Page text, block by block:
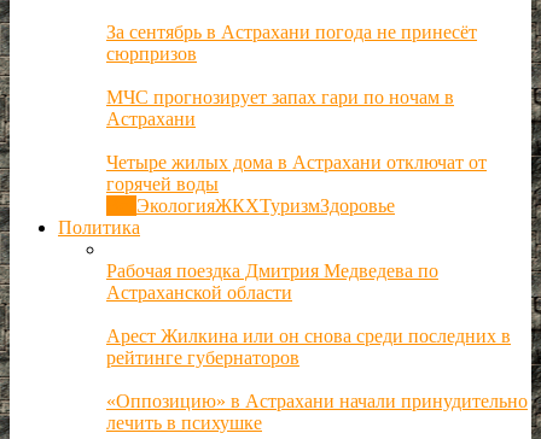
За сентябрь в Астрахани погода не принесёт
сюрпризов
МЧС прогнозирует запах гари по ночам в
Астрахани
Четыре жилых дома в Астрахани отключат от
горячей воды
ЭкологияЖКХТуризмЗдоровье
Политика
Рабочая поездка Дмитрия Медведева по
Астраханской области
Арест Жилкина или он снова среди последних в
рейтинге губернаторов
«Оппозицию» в Астрахани начали принудительно
лечить в психушке